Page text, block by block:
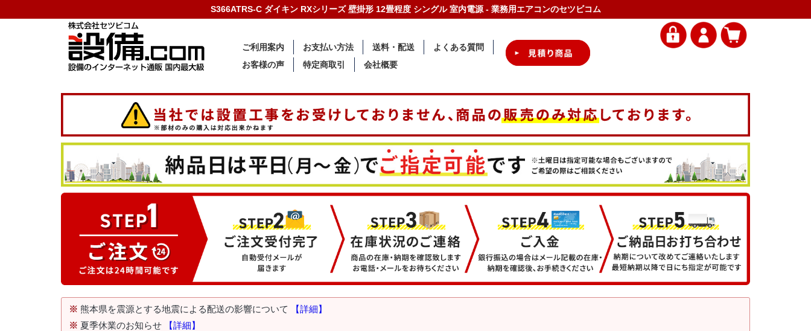
S366ATRS-C ダイキン RXシリーズ 壁掛形 12畳程度 シングル 室内電源 - 業務用エアコンのセツビコム
ご利用案内 お支払い方法 送料・配送
よくある質問
お客様の声
特定商取引 会社概要
※ 熊本県を震源とする地震による配送の影響について
【詳細】
※ 夏季休業のお知らせ
【詳細】